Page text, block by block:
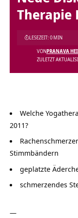
Therapie
ZULETZT
VONPRANAVA
LESEZEIT: 0 MIN
Welche
2011?
Stimmbändern
geplatzte
schmerzendes
—